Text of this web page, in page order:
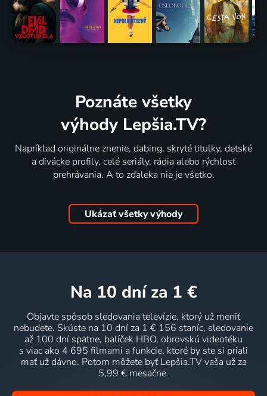
Poznáte všetky
výhody Lepšia.TV?
Napríklad originálne znenie, dabing, skryté titulky, detské
a divácke profily, celé seriály, rádia alebo rýchlosť
prehrávania. A to zďaleka nie je všetko.
Ukázať všetky výhody
na 10 dní za 1 €
Objavte spôsob sledovania televízie, ktorý už meniť
nebudete. Skúste na 10 dní za 1 € 156 staníc, sledovanie
až 100 dní spätne, balíček HBO, obrovskú videotéku
s viac ako 4 695 filmami a funkcie, ktoré by ste si priali
mať už dávno. Potom môžete byť Lepšia.TV vaša už za
5,99 € mesačne.